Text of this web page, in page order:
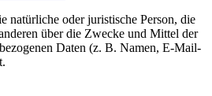
natürliche oder juristische Person, die
über die Zwecke und Mittel der
Daten (z. B. Namen, E-Mail-